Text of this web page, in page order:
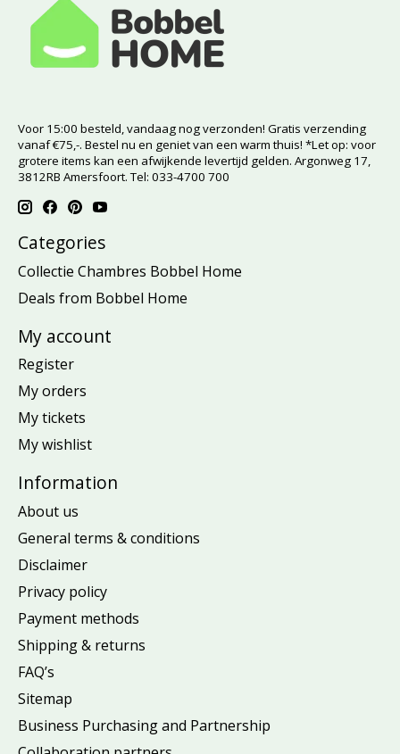
Voor 15:00 besteld, vandaag nog verzonden! Gratis verzending
vanaf €75,-. Bestel nu en geniet van een warm thuis! *Let op: voor
grotere items kan een afwijkende levertijd gelden. Argonweg 17,
3812RB Amersfoort. Tel: 033-4700 700
Categories
Collectie Chambres Bobbel Home
Deals from Bobbel Home
My account
Register
My orders
My tickets
My wishlist
Information
About us
General terms & conditions
Disclaimer
Privacy policy
Payment methods
Shipping & returns
FAQ’s
Sitemap
Business Purchasing and Partnership